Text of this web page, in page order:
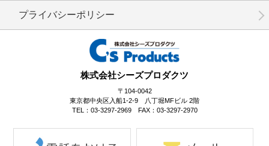
No.3-069
株式会社シーズプロダクツ
〒104-0042
東京都中央区入船1-2-9 八丁堀MFビル 2階
TEL：03-3297-2969 FAX：03-3297-2970
プライバシーポリシー